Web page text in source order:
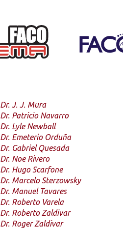
Dr. J. J. Mura
Dr. Patricio Navarro
Dr. Lyle Newball
Dr. Emeterio Orduña
Dr. Gabriel Quesada
Dr. Noe Rivero
Dr. Hugo Scarfone
Dr. Marcelo Sterzowsky
Dr. Manuel Tavares
Dr. Roberto Varela
Dr. Roberto Zaldivar
Dr. Roger Zaldivar